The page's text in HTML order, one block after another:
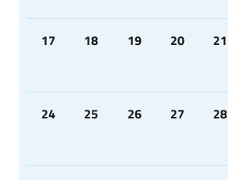
17 18 19 20 21
24 25 26 27 28